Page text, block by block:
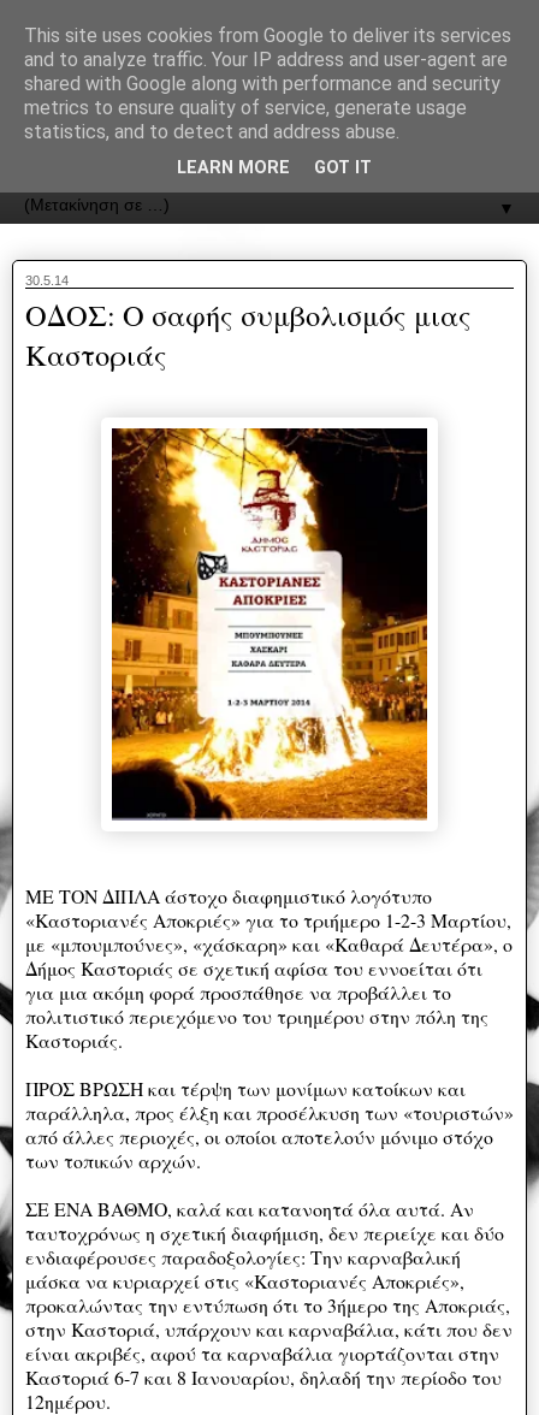
ΟΔΟΣ
▼
30.5.14
ΟΔΟΣ: Ο σαφής συμβολισμός μιας
Καστοριάς
ΜΕ ΤΟΝ ΔΙΠΛΑ άστοχο διαφημιστικό λογότυπο
«Καστοριανές Αποκριές» για το τριήμερο 1-2-3 Μαρτίου,
με «μπουμπούνες», «χάσκαρη» και «Καθαρά Δευτέρα», ο
Δήμος Καστοριάς σε σχετική αφίσα του εννοείται ότι
για μια ακόμη φορά προσπάθησε να προβάλλει το
πολιτιστικό περιεχόμενο του τριημέρου στην πόλη της
Καστοριάς.
ΠΡΟΣ ΒΡΩΣΗ και τέρψη των μονίμων κατοίκων και
παράλληλα, προς έλξη και προσέλκυση των «τουριστών»
από άλλες περιοχές, οι οποίοι αποτελούν μόνιμο στόχο
των τοπικών αρχών.
ΣΕ ΕΝΑ ΒΑΘΜΟ, καλά και κατανοητά όλα αυτά. Αν
ταυτοχρόνως η σχετική διαφήμιση, δεν περιείχε και δύο
ενδιαφέρουσες παραδοξολογίες: Την καρναβαλική
μάσκα να κυριαρχεί στις «Καστοριανές Αποκριές»,
προκαλώντας την εντύπωση ότι το 3ήμερο της Αποκριάς,
στην Καστοριά, υπάρχουν και καρναβάλια, κάτι που δεν
είναι ακριβές, αφού τα καρναβάλια γιορτάζονται στην
Καστοριά 6-7 και 8 Ιανουαρίου, δηλαδή την περίοδο του
12ημέρου.
This site uses cookies from Google to deliver its services
and to analyze traffic. Your IP address and user-agent are
shared with Google along with performance and security
metrics to ensure quality of service, generate usage
statistics, and to detect and address abuse.
LEARN MORE GOT IT